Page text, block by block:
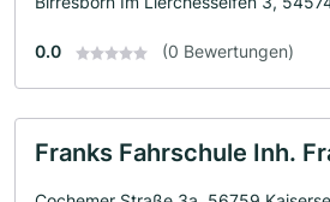
0.0 (0 Bewertungen)
Franks Fahrschule Inh.